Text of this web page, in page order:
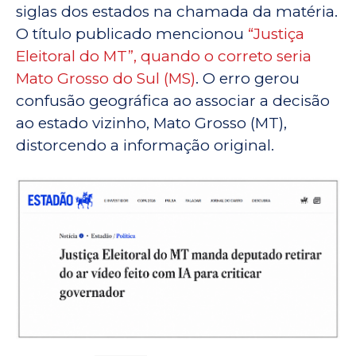
siglas dos estados na chamada da matéria.
O título publicado mencionou “Justiça
Eleitoral do MT”, quando o correto seria
Mato Grosso do Sul (MS). O erro gerou
confusão geográfica ao associar a decisão
ao estado vizinho, Mato Grosso (MT),
distorcendo a informação original.